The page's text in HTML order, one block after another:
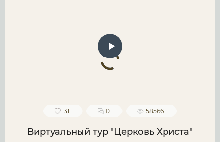
31 0 58566
Виртуальный тур "Церковь Христа"